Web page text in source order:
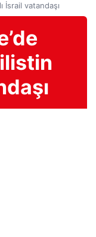
İsrail vatandaşı